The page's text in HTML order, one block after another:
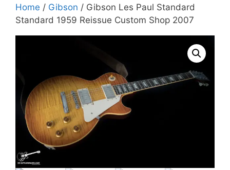
Home / Gibson / Gibson Les Paul Standard
Standard 1959 Reissue Custom Shop 2007